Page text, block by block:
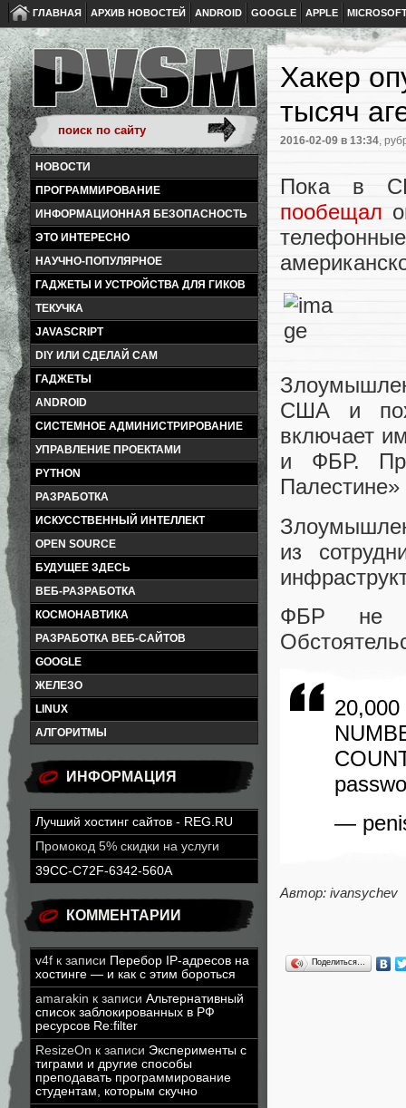
ГЛАВНАЯ АРХИВ НОВОСТЕЙ ANDROID GOOGLE APPLE
НОВОСТИ
ПРОГРАММИРОВАНИЕ
ИНФОРМАЦИОННАЯ БЕЗОПАСНОСТЬ
ЭТО ИНТЕРЕСНО
НАУЧНО-ПОПУЛЯРНОЕ
ГАДЖЕТЫ И УСТРОЙСТВА ДЛЯ ГИКОВ
ТЕКУЧКА
JAVASCRIPT
DIY ИЛИ СДЕЛАЙ САМ
ГАДЖЕТЫ
ANDROID
СИСТЕМНОЕ АДМИНИСТРИРОВАНИЕ
УПРАВЛЕНИЕ ПРОЕКТАМИ
PYTHON
РАЗРАБОТКА
ИСКУССТВЕННЫЙ ИНТЕЛЛЕКТ
OPEN SOURCE
БУДУЩЕЕ ЗДЕСЬ
ВЕБ-РАЗРАБОТКА
КОСМОНАВТИКА
РАЗРАБОТКА ВЕБ-САЙТОВ
GOOGLE
ЖЕЛЕЗО
LINUX
АЛГОРИТМЫ
ИНФОРМАЦИЯ
Лучший хостинг сайтов - REG.RU
Промокод 5% скидки на услуги
39CC-C72F-6342-560A
КОММЕНТАРИИ
v4f к записи Перебор IP-адресов на
хостинге — и как с этим бороться
amarakin к записи Альтернативный
список заблокированных в РФ
ресурсов Re:filter
ResizeOn к записи Эксперименты с
тиграми и другие способы
преподавать программирование
студентам, которым скучно
Хакер
тысяч
2016-02-09 в 13:34,
Пока в
пообещал
США и
включает
и ФБР.
из
ФБР не
—
Автор: ivansychev
Поделиться…